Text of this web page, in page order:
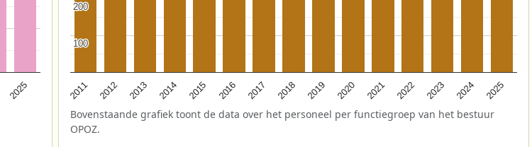
2025 2011 2012 2013 2014 2015 2016 2017 2018 2019 2020 2021 2022 2023 2024 2025
100
100
200
200
Bovenstaande grafiek toont de data over het personeel per functiegroep van het bestuur
OPOZ.